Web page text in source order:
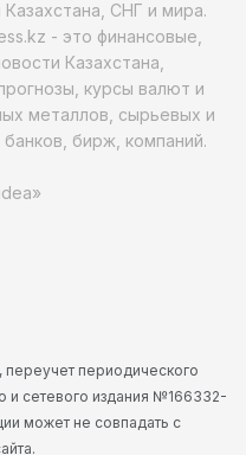
СНГ и мира.
- это финансовые,
Казахстана,
курсы валют и
металлов, сырьевых и
бирж, компаний.
переучет периодического
и сетевого издания №166332-
может не совпадать с